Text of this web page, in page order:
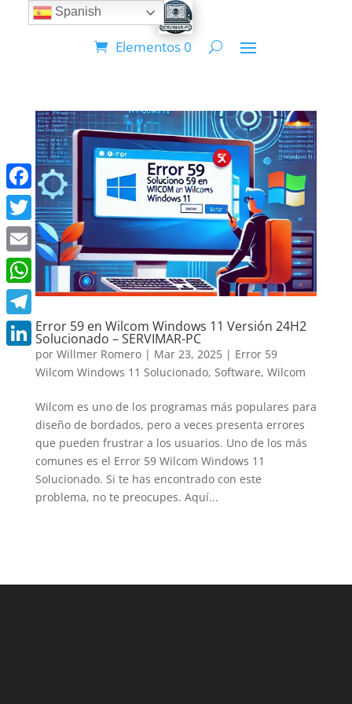
Elementos 0
Error 59 en Wilcom Windows 11 Versión 24H2
Solucionado – SERVIMAR-PC
por Willmer Romero| Mar 23, 2025| Error 59
Wilcom Windows 11 Solucionado, Software, Wilcom
Wilcom es uno de los programas más populares para
diseño de bordados, pero a veces presenta errores
que pueden frustrar a los usuarios. Uno de los más
comunes es el Error 59 Wilcom Windows 11
Solucionado. Si te has encontrado con este
problema, no te preocupes. Aquí...
Facebook
Twitter
Email
WhatsApp
Telegram
LinkedIn
Spanish